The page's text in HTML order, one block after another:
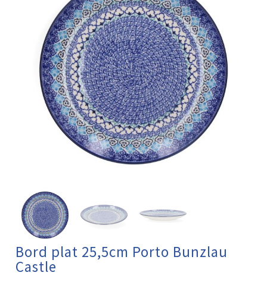
Bord plat 25,5cm Porto Bunzlau
Castle